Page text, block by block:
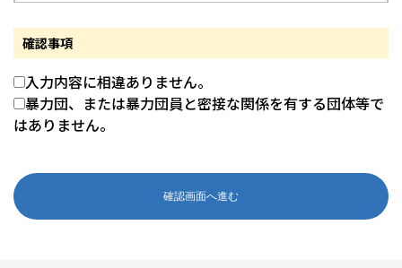
確認事項
入力内容に相違ありません。
暴力団、または暴力団員と密接な関係を有する団体等で
はありません。